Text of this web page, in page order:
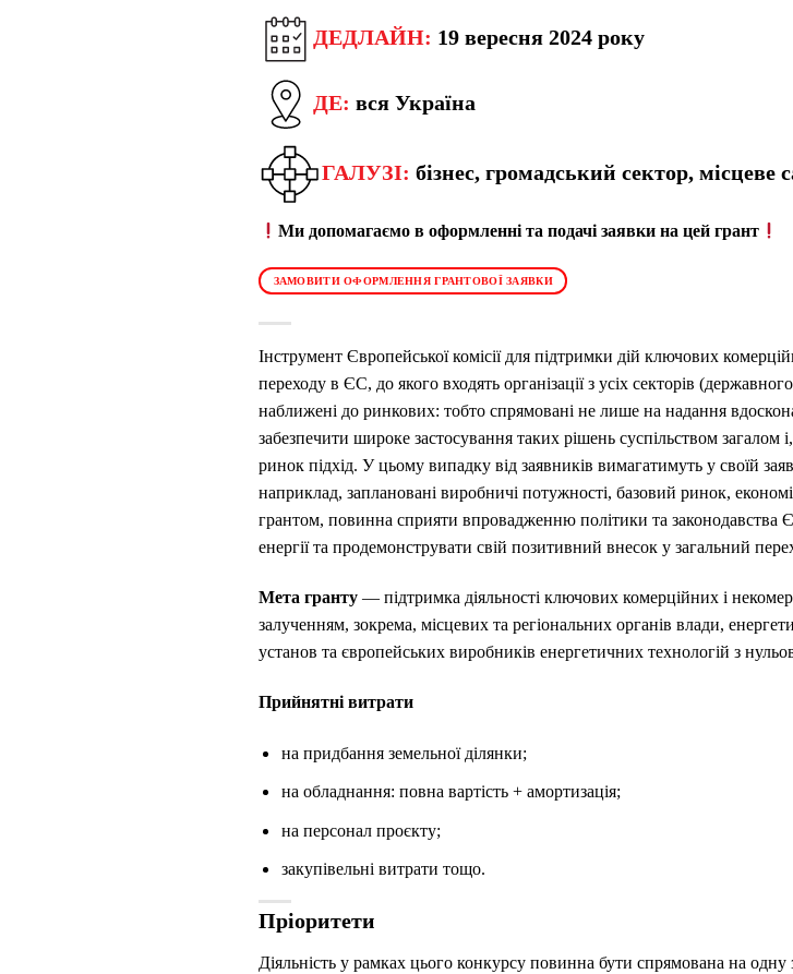
ДЕДЛАЙН: 19 вересня 2024 року
ДЕ: вся Україна
ГАЛУЗІ: бізнес, громадський сектор, місцеве
Ми допомагаємо в оформленні та подачі заявки на цей грант
ЗАМОВИТИ ОФОРМЛЕННЯ ГРАНТОВОЇ ЗАЯВКИ
Інструмент Європейської комісії для підтримки дій ключових
переходу в ЄС, до якого входять організації з усіх секторів
наближені до ринкових: тобто спрямовані не лише на надання
забезпечити широке застосування таких рішень суспільством загалом
ринок підхід. У цьому випадку від заявників вимагатимуть у своїй
наприклад, заплановані виробничі потужності, базовий ринок,
грантом, повинна сприяти впровадженню політики та
енергії та продемонструвати свій позитивний внесок у загальний
Мета гранту — підтримка діяльності ключових комерційних і
залученням, зокрема, місцевих та регіональних органів влади,
установ та європейських виробників енергетичних технологій з
Прийнятні витрати
на придбання земельної ділянки;
на обладнання: повна вартість + амортизація;
на персонал проєкту;
закупівельні витрати тощо.
Пріоритети
Діяльність у рамках цього конкурсу повинна бути спрямована на одну